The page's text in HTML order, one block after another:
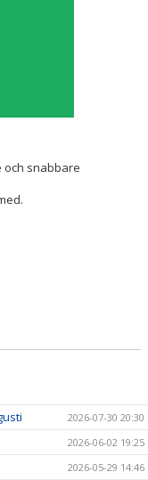
och snabbare
2026-07-30 20:30
2026-06-02 19:25
2026-05-29 14:46